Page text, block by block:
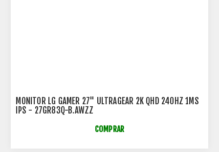
MONITOR LG GAMER 27" ULTRAGEAR 2K QHD 240HZ 1MS
IPS - 27GR83Q-B.AWZZ
COMPRAR